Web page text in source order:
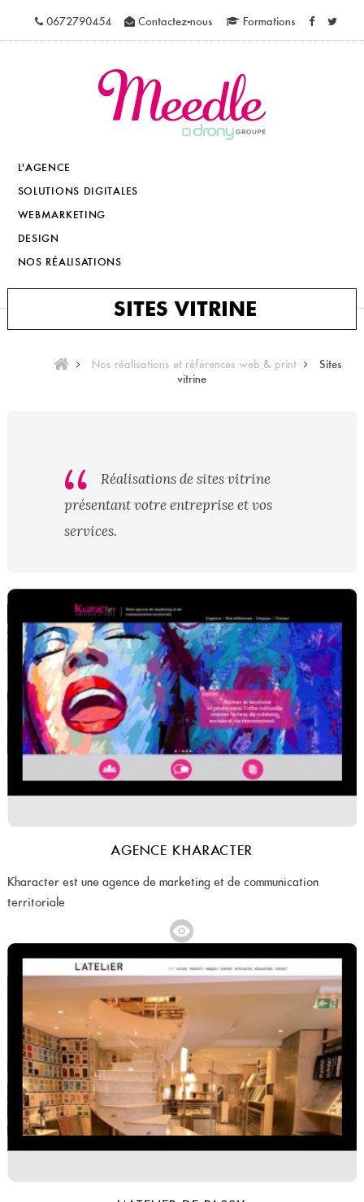
0672790454 Contactez-nous Formations
L'AGENCE
SOLUTIONS DIGITALES
WEBMARKETING
DESIGN
NOS RÉALISATIONS
SITES VITRINE
Nos réalisations et références web & print
Sites
vitrine
Réalisations de sites vitrine
présentant votre entreprise et vos
services.
AGENCE KHARACTER
Kharacter est une agence de marketing et de communication
territoriale